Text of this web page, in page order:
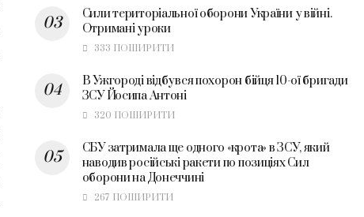
Сили територіальної оборони України у війні.
Отримані уроки
333 ПОШИРИТИ
В Ужгороді відбувся похорон бійця 10-ої бригади
ЗСУ Йосипа Антоні
320 ПОШИРИТИ
СБУ затримала ще одного «крота» в ЗСУ, який
наводив російські ракети по позиціях Сил
оборони на Донеччині
267 ПОШИРИТИ